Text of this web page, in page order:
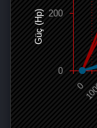
Güç (Hp)
0
0
200